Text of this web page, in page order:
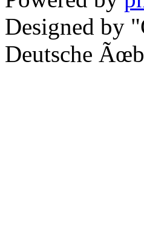
Designed by
Deutsche